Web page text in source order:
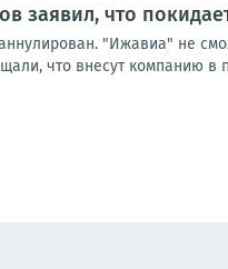
заявил, что
"Ижавиа" не
что внесут компанию в